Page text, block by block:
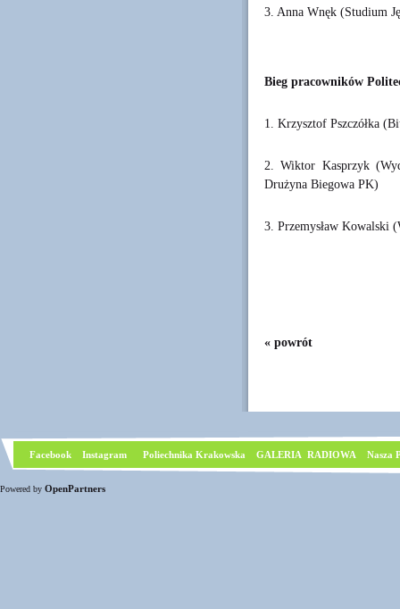
3. Anna Wnęk (Studium
Bieg pracowników
1. Krzysztof Pszczółka
2. Wiktor Kasprzyk
Drużyna Biegowa PK)
3. Przemysław Kowalski
« powrót
Facebook Instagram Poliechnika Krakowska GALERIA RADIOWA Nasza
Powered by OpenPartners